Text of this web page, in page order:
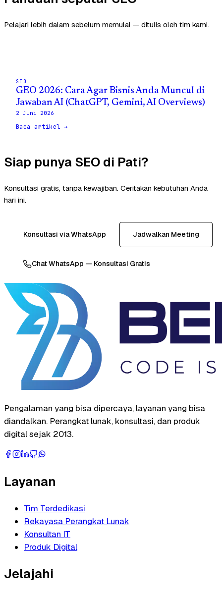
Pelajari lebih dalam sebelum memulai — ditulis oleh tim kami.
SEO
GEO 2026: Cara Agar Bisnis Anda Muncul di
Jawaban AI (ChatGPT, Gemini, AI Overviews)
2 Juni 2026
Baca artikel →
Siap punya SEO di Pati?
Konsultasi gratis, tanpa kewajiban. Ceritakan kebutuhan Anda
hari ini.
Konsultasi via WhatsApp Jadwalkan Meeting
Chat WhatsApp — Konsultasi Gratis
Pengalaman yang bisa dipercaya, layanan yang bisa
diandalkan. Perangkat lunak, konsultasi, dan produk
digital sejak 2013.
Layanan
Tim Terdedikasi
Rekayasa Perangkat Lunak
Konsultan IT
Produk Digital
Jelajahi